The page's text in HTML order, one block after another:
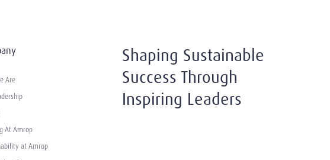
Are
At Amrop
at Amrop
Shaping Sustainable
Success Through
Inspiring Leaders